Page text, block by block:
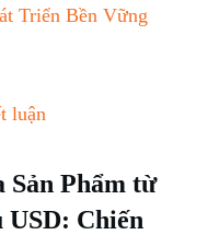
Triển Bền Vững
luận
Phẩm từ
‌USD: Chiến⁢